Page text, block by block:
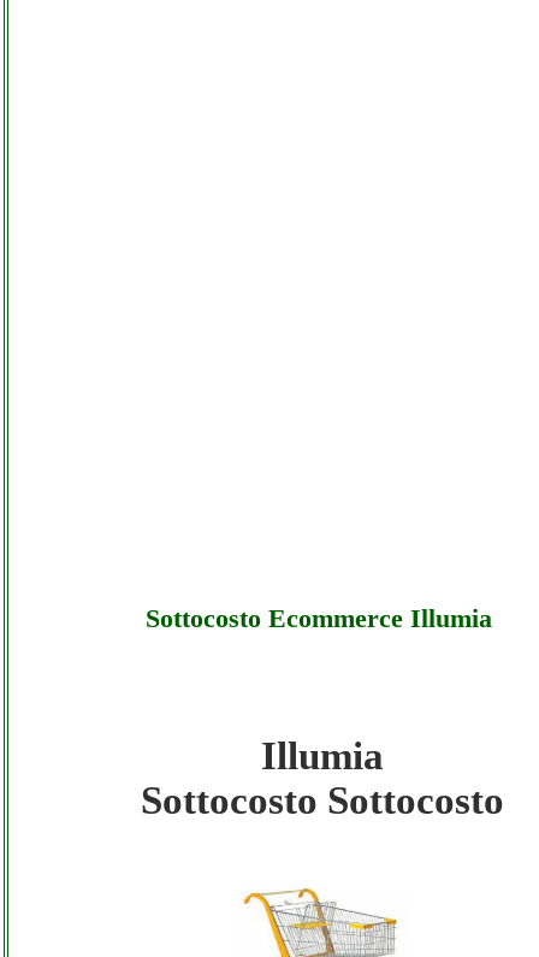
Sottocosto Ecommerce Illumia
Illumia - Sottocosto Ecommerce Illumia -
Sottocosto
Illumia - Sottocosto Ecommerce Illumia -
Illumia
Sottocosto Sottocosto